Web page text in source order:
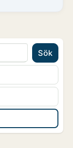
Sök